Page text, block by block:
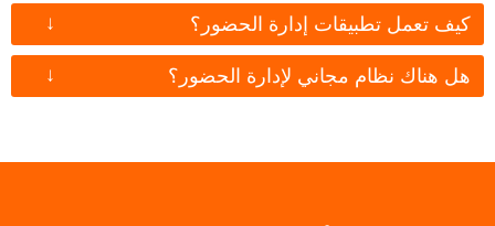
كيف تعمل تطبيقات إدارة الحضور؟ ↓
هل هناك نظام مجاني لإدارة الحضور؟ ↓